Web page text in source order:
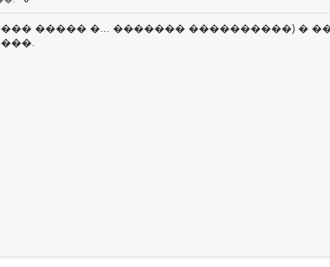
����� �... ������� ����������) �